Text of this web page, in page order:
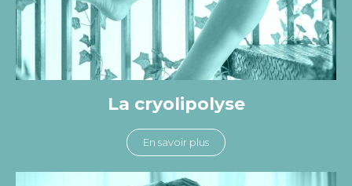
La cryolipolyse
En savoir plus